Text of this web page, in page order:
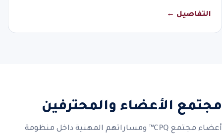
التفاصيل ←
مجتمع الأعضاء والمحترفين
أعضاء مجتمع CPQ™ ومساراتهم المهنية داخل منظومة